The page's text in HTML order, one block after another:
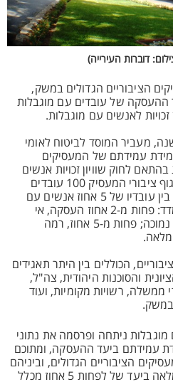
דוברות העירייה)
הציבוריים הגדולים במשק,
של עובדים עם מוגבלות
לאנשים עם מוגבלות.
ביולי בכל שנה, מעביר המוסד לביטוח לאומי
מידת עמידתם של המעסיקים
בהתאם לחוק שוויון זכויות אנשים
עם מוגבלות, לפיו חובה על כל גוף ציבורי המעסיק 100 עובדים
ומעלה, לקבוע יעד לייצוג הולם בין עובדיו של 5 אחוז אנשים עם
מוגבלות משמעותית. על-פי המדד: פחות מ-2 אחוז העסקה, אי
עמידה; פחות מ-3.5 אחוז, רמה נמוכה; פחות מ-5 אחוז, רמה
מעסיקים ציבוריים, הכוללים בין היתר תאגידים
והסוכנות היהודית, צה"ל,
רשויות מקומיות, ועוד
במשק.
מוגבלות ניתחה ופרסמה את נתוני
עמידתם ביעד ההעסקה, ומתוכם
מכלל המעסיקים הציבוריים הגדולים, וביניהם
עיריית חדרה, עומדים עמידה מלאה ביעד של לפחות 5 אחוז מכלל